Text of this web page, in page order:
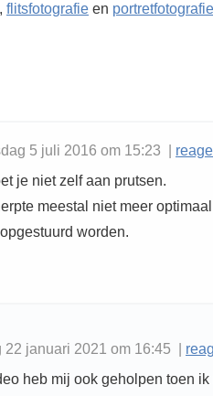
, flitsfotografie en portretfotografie
5 juli 2016 om 15:23 |
je niet zelf aan prutsen.
meestal niet meer
worden.
januari 2021 om 16:45 |
heb mij ook geholpen toen